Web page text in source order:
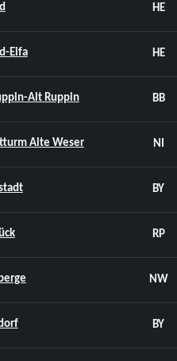
HE
Eifa HE
Alt Ruppin BB
Alte Weser NI
BY
RP
NW
BY